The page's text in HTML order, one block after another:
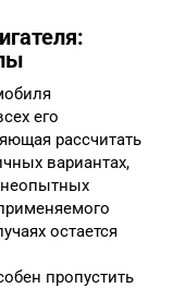
его
рассчитать
вариантах,
неопытных
остается
пропустить